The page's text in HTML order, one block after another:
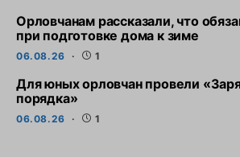
Орловчанам рассказали, что
при подготовке дома к зиме
06.08.26 1
Для юных орловчан провели
порядка»
06.08.26 1